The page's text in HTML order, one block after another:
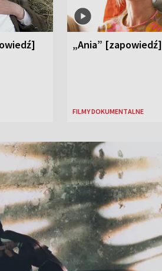
„Ania” [zapowiedź]
FILMY DOKUMENTALNE